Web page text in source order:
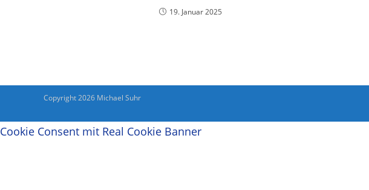
19. Januar 2025
Copyright 2026 Michael Suhr
Cookie Consent mit Real Cookie Banner